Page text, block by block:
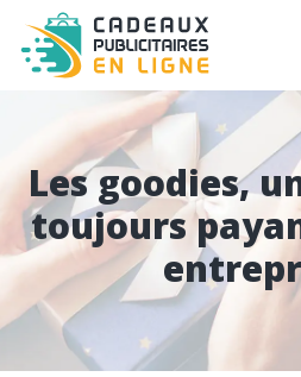
Les goodies,
toujours